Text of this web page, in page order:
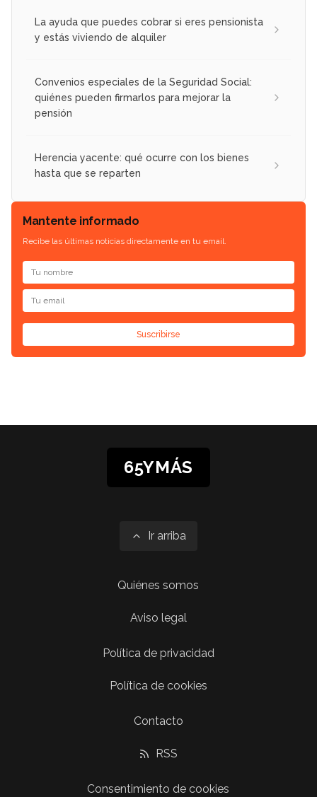
La ayuda que puedes cobrar si eres pensionista
y estás viviendo de alquiler
Convenios especiales de la Seguridad Social:
quiénes pueden firmarlos para mejorar la
pensión
Herencia yacente: qué ocurre con los bienes
hasta que se reparten
Mantente informado
Recibe las últimas noticias directamente en tu email.
Suscribirse
65YMÁS
Ir arriba
Quiénes somos
Aviso legal
Política de privacidad
Política de cookies
Contacto
RSS
Consentimiento de cookies